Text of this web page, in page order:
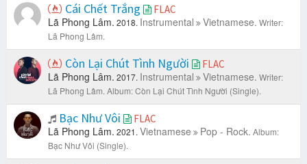
Cái Chết Trắng FLAC
Lã Phong Lâm. 2018. Instrumental Vietnamese. Writer:
Lã Phong Lâm.
Còn Lại Chút Tình Người FLAC
Lã Phong Lâm. 2017. Instrumental Vietnamese. Writer:
Lã Phong Lâm. Album: Còn Lại Chút Tình Người (Single).
Bạc Như Vôi FLAC
Lã Phong Lâm. 2021. Vietnamese Pop - Rock. Album:
Bạc Như Vôi (Single).